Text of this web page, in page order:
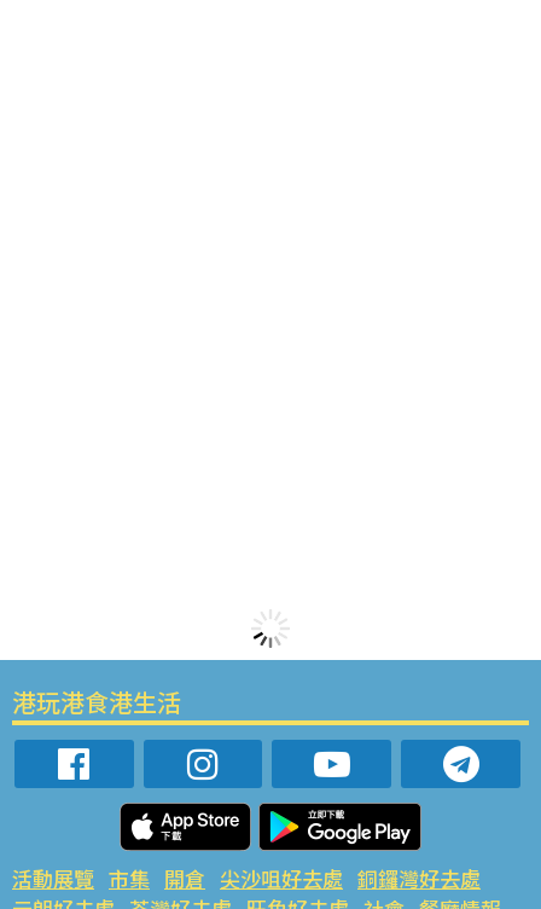
港玩港食港生活
活動展覽 市集 開倉 尖沙咀好去處 銅鑼灣好去處